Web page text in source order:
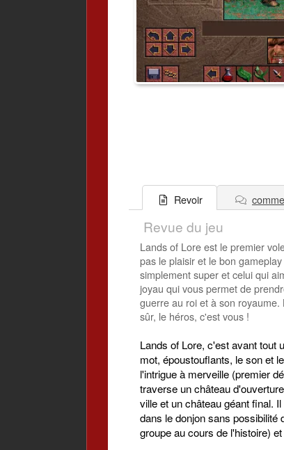
Revoir
Revue du jeu
Lands of Lore est le premier
pas le plaisir et le bon
simplement super et celui qui
joyau qui vous permet de
guerre au roi et à son
sûr, le héros, c'est vous !
Lands of Lore, c'est avant tout
mot, époustouflants, le son et
l'intrigue à merveille (premier
traverse un château
ville et un château géant final.
dans le donjon sans possibilité
groupe au cours de l'histoire)